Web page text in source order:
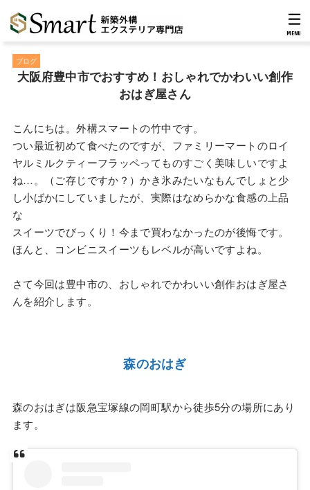
MENU
ブログ
大阪府豊中市でおすすめ！おしゃれでかわいい創作
おはぎ屋さん
こんにちは。外構スマートの竹中です。
つい最近初めて食べたのですが、ファミリーマートのロイ
ヤルミルクティーフラッペってものすごく美味しいですよ
ね…。（ご存じですか？）かき氷みたいなもんでしょと少
し小ばかにしていましたが、実際はなめらかな食感の上品
な
スイーツでびっくり！今まで買わなかったのが後悔です。
ほんと、コンビニスイーツもレベルが高いですよね。
さて今回は豊中市の、おしゃれでかわいい創作おはぎ屋さ
んを紹介します。
森のおはぎ
森のおはぎは阪急宝塚線の岡町駅から徒歩5分の場所にあり
ます。